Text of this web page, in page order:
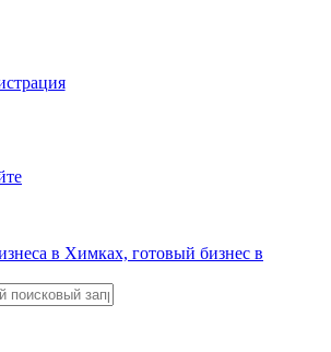
в Химках, готовый бизнес в